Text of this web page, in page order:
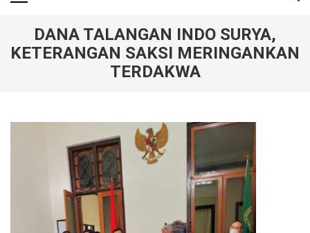
DANA TALANGAN INDO SURYA,
KETERANGAN SAKSI MERINGANKAN
TERDAKWA